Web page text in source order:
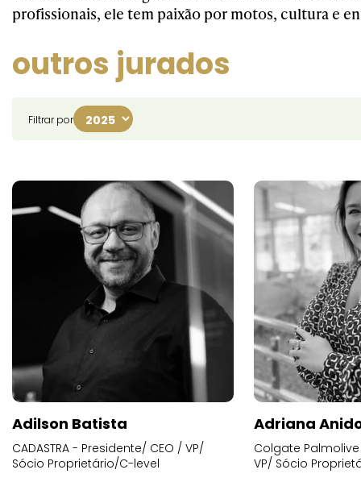
profissionais, ele tem paixão por motos, cultura e
outros jurados
Filtrar por
Adilson Batista
CADASTRA - Presidente/ CEO / VP/
Sócio Proprietário/C-level
Adriana
Colgate
VP/ Sócio